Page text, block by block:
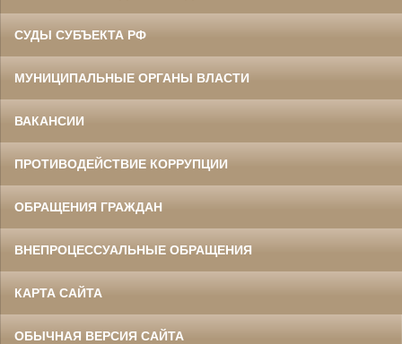
СУДЫ СУБЪЕКТА РФ
МУНИЦИПАЛЬНЫЕ ОРГАНЫ ВЛАСТИ
ВАКАНСИИ
ПРОТИВОДЕЙСТВИЕ КОРРУПЦИИ
ОБРАЩЕНИЯ ГРАЖДАН
ВНЕПРОЦЕССУАЛЬНЫЕ ОБРАЩЕНИЯ
КАРТА САЙТА
ОБЫЧНАЯ ВЕРСИЯ САЙТА